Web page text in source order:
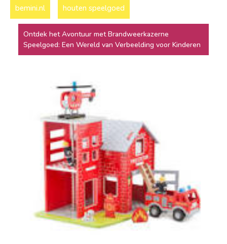
bemini.nl houten speelgoed
Ontdek het Avontuur met Brandweerkazerne
Speelgoed: Een Wereld van Verbeelding voor Kinderen